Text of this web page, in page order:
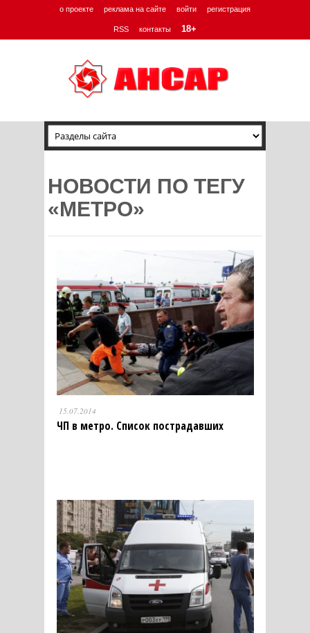
о проекте реклама на сайте войти регистрация
RSS контакты 18+
НОВОСТИ ПО ТЕГУ
«МЕТРО»
15.07.2014
ЧП в метро. Список пострадавших